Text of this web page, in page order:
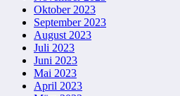
Oktober 2023
September 2023
August 2023
Juli 2023
Juni 2023
Mai 2023
April 2023